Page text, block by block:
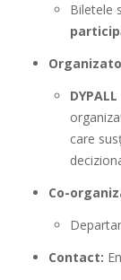
Biletele
care
Co-
Contact: